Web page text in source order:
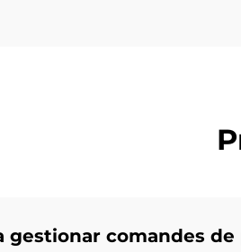
gestionar comandes